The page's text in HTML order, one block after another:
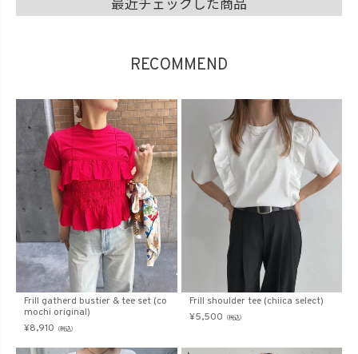
最近チェックした商品
RECOMMEND
Frill gatherd bustier & tee set (co
mochi original)
¥8,910 （税込）
Frill shoulder tee (chiica select)
¥5,500 （税込）